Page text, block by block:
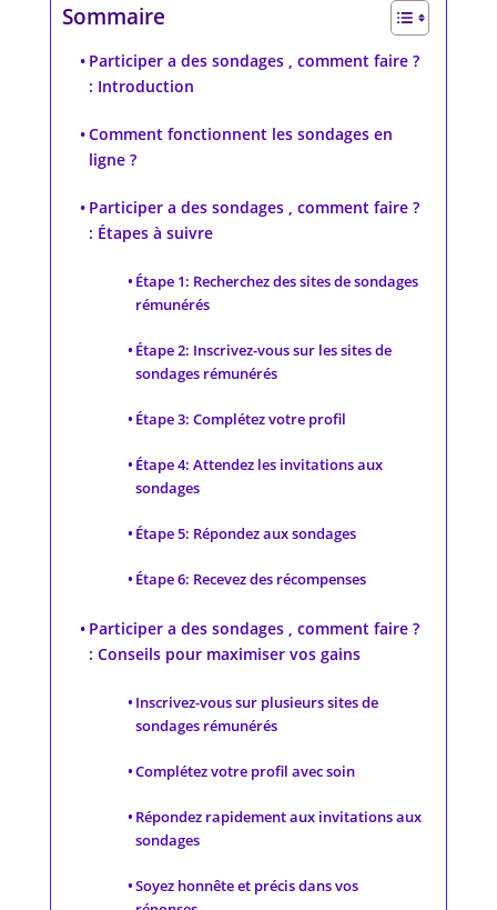
Sommaire
Participer a des sondages , comment faire ?
: Introduction
Comment fonctionnent les sondages en
ligne ?
Participer a des sondages , comment faire ?
: Étapes à suivre
Étape 1: Recherchez des sites de sondages
rémunérés
Étape 2: Inscrivez-vous sur les sites de
sondages rémunérés
Étape 3: Complétez votre profil
Étape 4: Attendez les invitations aux
sondages
Étape 5: Répondez aux sondages
Étape 6: Recevez des récompenses
Participer a des sondages , comment faire ?
: Conseils pour maximiser vos gains
Inscrivez-vous sur plusieurs sites de
sondages rémunérés
Complétez votre profil avec soin
Répondez rapidement aux invitations aux
sondages
Soyez honnête et précis dans vos